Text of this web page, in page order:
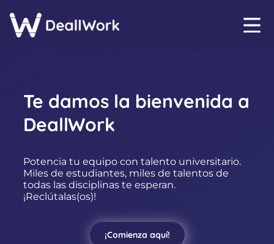
Te damos la bienvenida a
DeallWork
Potencia tu equipo con talento universitario.
Miles de estudiantes, miles de talentos de
todas las disciplinas te esperan.
¡Reclútalas(os)!
¡Comienza aquí!